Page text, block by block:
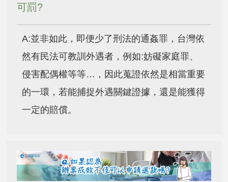
可罰?
A:並非如此，即便少了刑法的通姦罪，台灣依
然有民法可教訓外遇者，例如:妨礙家庭罪、
侵害配偶權等等…，因此蒐證依然是相當重要
的一環，若能捕捉外遇關鍵證據，還是能獲得
一定的賠償。